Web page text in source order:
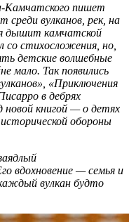
Камчатского пишет
среди вулканов, рек, на
дышит камчатской
со стихосложения, но,
детские волшебные
мало. Так появились
«Приключения
в дебрях
книгой — о детях
обороны
вдохновение — семья и
вулкан будто